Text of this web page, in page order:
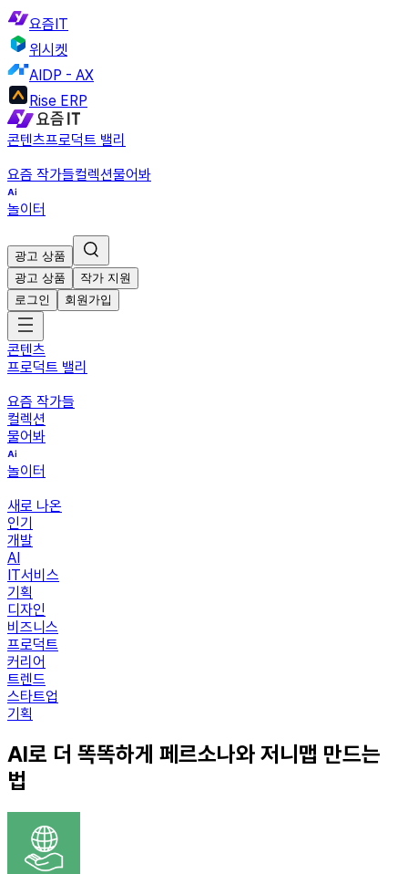
요즘IT
위시켓
AIDP - AX
Rise ERP
콘텐츠프로덕트 밸리
요즘 작가들컬렉션물어봐
놀이터
광고 상품
광고 상품
작가 지원
로그인
회원가입
콘텐츠
프로덕트 밸리
요즘 작가들
컬렉션
물어봐
놀이터
새로 나온
인기
개발
AI
IT서비스
기획
디자인
비즈니스
프로덕트
커리어
트렌드
스타트업
기획
AI로 더 똑똑하게 페르소나와 저니맵 만드는
법